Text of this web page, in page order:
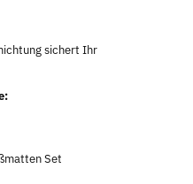
sichert Ihr
Set